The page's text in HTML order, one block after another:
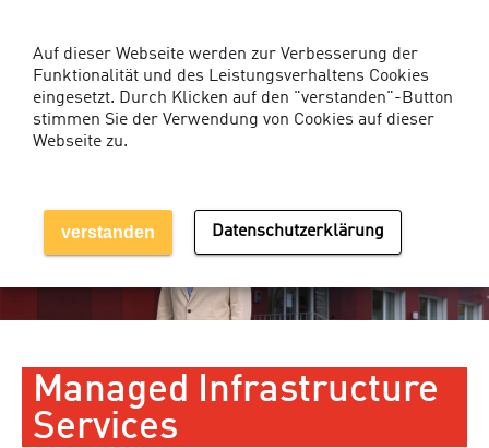
Managed Infrastructure
Services
Auf dieser Webseite werden zur Verbesserung der
Funktionalität und des Leistungsverhaltens Cookies
eingesetzt. Durch Klicken auf den "verstanden"-Button
stimmen Sie der Verwendung von Cookies auf dieser
Webseite zu.
verstanden Datenschutzerklärung